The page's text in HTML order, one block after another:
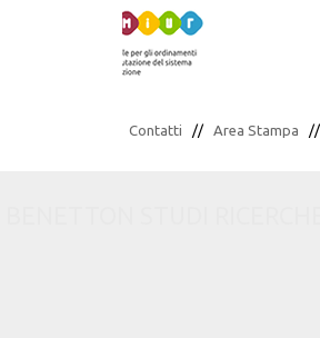
Contatti // Area Stampa